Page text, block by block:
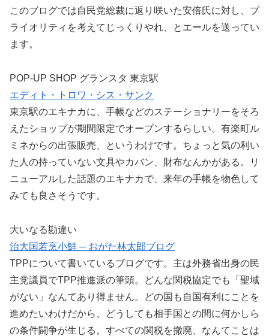
このブログでは自民党総裁に返り咲いた安倍氏に対し、プ
ライオリティを考えてじっくりやれ、とエールを送ってい
ます。
POP-UP SHOP グランスタ 東京駅
エディト・トロワ・シス・サンク
東京駅のエキナカに、手帳などのステーショナリーをそろ
えたショップが期間限定でオープンするらしい。有楽町ル
ミネからの出張販売、というわけです。ちょっと気の利い
た人の持っていない文具やカバン、財布なんかがある。リ
ニューアルした話題のエキナカで、来年の手帳を物色して
みても良さそうです。
大いなる勘違い
治大国若烹小鮮 ─ おがた林太郎ブログ
TPPについて書いているブログです。主は外務省出身の民
主党議員でTPP推進派の筆頭。どんな関税協定でも「聖域
がない」なんてあり得ません。どの国も自国有利にことを
進めたいわけだから、どうしても相手国との間に何かしら
の条件闘争が生じる。すべての関税を撤廃、なんてことは